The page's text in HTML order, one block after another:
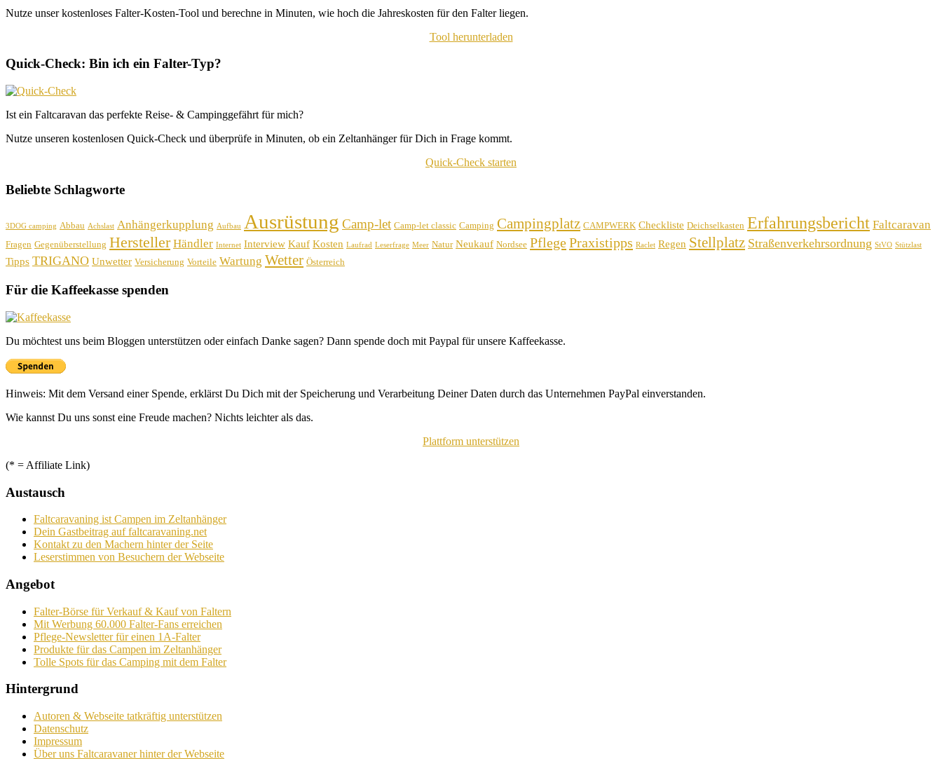
Nutze unser kostenloses Falter-Kosten-Tool und berechne in Minuten, wie hoch die Jahreskosten für den Falter liegen.
Tool herunterladen
Quick-Check: Bin ich ein Falter-Typ?
Ist ein Faltcaravan das perfekte Reise- & Campinggefährt für mich?
Nutze unseren kostenlosen Quick-Check und überprüfe in Minuten, ob ein Zeltanhänger für Dich in Frage kommt.
Quick-Check starten
Beliebte Schlagworte
3DOG camping Abbau Achslast Anhängerkupplung Aufbau Ausrüstung Camp-let Camp-let classic Camping Campingplatz CAMPWERK Checkliste Deichselkasten Erfahrungsbericht Faltcaravan
Fragen Gegenüberstellung Hersteller Händler Internet Interview Kauf Kosten Laufrad Leserfrage Meer Natur Neukauf Nordsee PflegePraxistipps Raclet Regen Stellplatz Straßenverkehrsordnung StVO Stützlast
Tipps TRIGANO Unwetter Versicherung Vorteile Wartung Wetter Österreich
Für die Kaffeekasse spenden
Du möchtest uns beim Bloggen unterstützen oder einfach Danke sagen? Dann spende doch mit Paypal für unsere Kaffeekasse.
Hinweis: Mit dem Versand einer Spende, erklärst Du Dich mit der Speicherung und Verarbeitung Deiner Daten durch das Unternehmen PayPal einverstanden.
Wie kannst Du uns sonst eine Freude machen? Nichts leichter als das.
Plattform unterstützen
(* = Affiliate Link)
Austausch
Faltcaravaning ist Campen im Zeltanhänger
Dein Gastbeitrag auf faltcaravaning.net
Kontakt zu den Machern hinter der Seite
Leserstimmen von Besuchern der Webseite
Angebot
Falter-Börse für Verkauf & Kauf von Faltern
Mit Werbung 60.000 Falter-Fans erreichen
Pflege-Newsletter für einen 1A-Falter
Produkte für das Campen im Zeltanhänger
Tolle Spots für das Camping mit dem Falter
Hintergrund
Autoren & Webseite tatkräftig unterstützen
Datenschutz
Impressum
Über uns Faltcaravaner hinter der Webseite